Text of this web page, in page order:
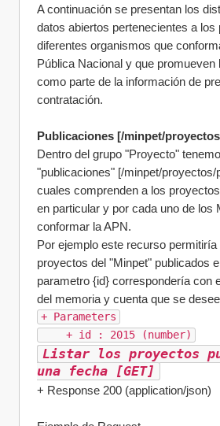
A continuación se presentan los
datos abiertos pertenecientes a los
diferentes organismos que
Pública Nacional y que promueven
como parte de la información de
contratación.
Publicaciones [/minpet/
Dentro del grupo "Proyecto"
"publicaciones" [/minpet/proyectos/
cuales comprenden a los
en particular y por cada uno de los
conformar la APN.
Por ejemplo este recurso permitiría
proyectos del "Minpet" publicados
parametro {id} correspondería con
del memoria y cuenta que se
+ Parameters
    + id : 2015 (number)
Listar los proyectos
una fecha [GET]
+ Response 200 (application/json)